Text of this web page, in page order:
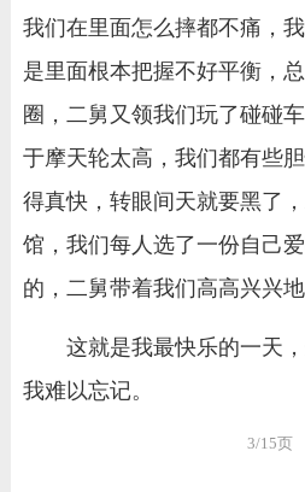
我们在里面怎么摔都不痛，
是里面根本把握不好平衡，
圈，二舅又领我们玩了碰碰
于摩天轮太高，我们都有些
得真快，转眼间天就要黑了
馆，我们每人选了一份自己
的，二舅带着我们高高兴兴地
这就是我最快乐的一天
我难以忘记。
3/15页